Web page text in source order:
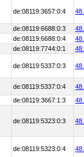
de:08119:3657:0:4
de:08119:6688:0:3
de:08119:6688:0:4
de:08119:7744:0:1
de:08119:5337:0:3
de:08119:5337:0:4
de:08119:3667:1:3
de:08119:5323:0:3
de:08119:5323:0:4